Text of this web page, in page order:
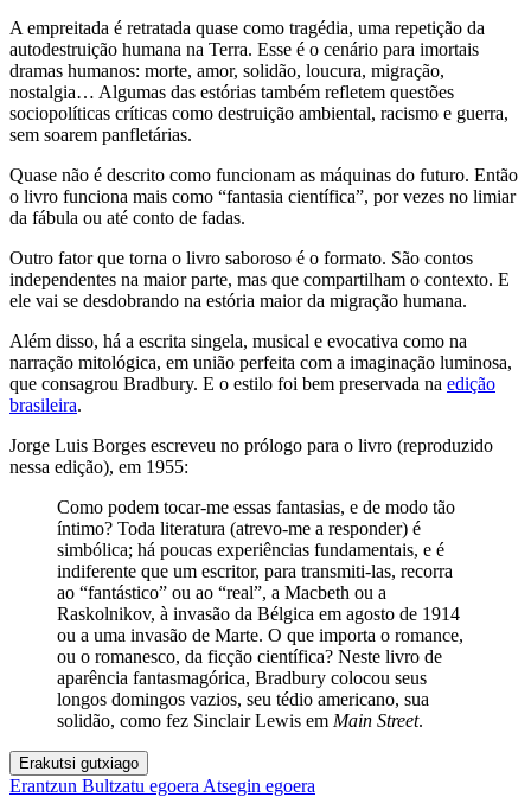
A empreitada é retratada quase como tragédia, uma repetição da
autodestruição humana na Terra. Esse é o cenário para imortais
dramas humanos: morte, amor, solidão, loucura, migração,
nostalgia… Algumas das estórias também refletem questões
sociopolíticas críticas como destruição ambiental, racismo e guerra,
sem soarem panfletárias.
Quase não é descrito como funcionam as máquinas do futuro. Então
o livro funciona mais como “fantasia científica”, por vezes no limiar
da fábula ou até conto de fadas.
Outro fator que torna o livro saboroso é o formato. São contos
independentes na maior parte, mas que compartilham o contexto. E
ele vai se desdobrando na estória maior da migração humana.
Além disso, há a escrita singela, musical e evocativa como na
narração mitológica, em união perfeita com a imaginação luminosa,
que consagrou Bradbury. E o estilo foi bem preservada na edição
brasileira.
Jorge Luis Borges escreveu no prólogo para o livro (reproduzido
nessa edição), em 1955:
Como podem tocar-me essas fantasias, e de modo tão
íntimo? Toda literatura (atrevo-me a responder) é
simbólica; há poucas experiências fundamentais, e é
indiferente que um escritor, para transmiti-las, recorra
ao “fantástico” ou ao “real”, a Macbeth ou a
Raskolnikov, à invasão da Bélgica em agosto de 1914
ou a uma invasão de Marte. O que importa o romance,
ou o romanesco, da ficção científica? Neste livro de
aparência fantasmagórica, Bradbury colocou seus
longos domingos vazios, seu tédio americano, sua
solidão, como fez Sinclair Lewis em Main Street.
Erakutsi gutxiago
Erantzun Bultzatu egoera Atsegin egoera